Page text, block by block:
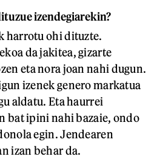
izendegiarekin?
harrotu ohi dituzte.
da jakitea, gizarte
eta nora joan nahi dugun.
izenek genero markatua
aldatu. Eta haurrei
bat ipini nahi bazaie, ondo
egin. Jendearen
izan behar da.